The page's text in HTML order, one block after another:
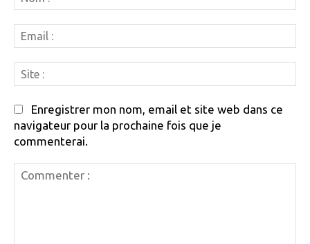
:
:
:
Enregistrer mon nom, email et site web dans ce
navigateur pour la prochaine fois que je
commenterai.